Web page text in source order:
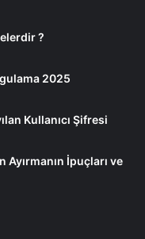
?
2025
Kullanıcı Şifresi
İpuçları ve